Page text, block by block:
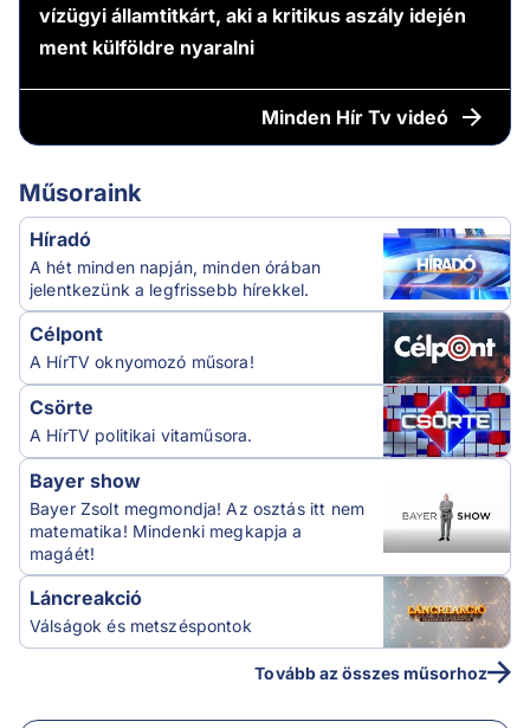
vízügyi államtitkárt, aki a kritikus aszály idején
ment külföldre nyaralni
Minden Hír Tv videó
Műsoraink
Híradó
A hét minden napján, minden órában
jelentkezünk a legfrissebb hírekkel.
Célpont
A HírTV oknyomozó műsora!
Csörte
A HírTV politikai vitaműsora.
Bayer show
Bayer Zsolt megmondja! Az osztás itt nem
matematika! Mindenki megkapja a
magáét!
Láncreakció
Válságok és metszéspontok
Tovább az összes műsorhoz